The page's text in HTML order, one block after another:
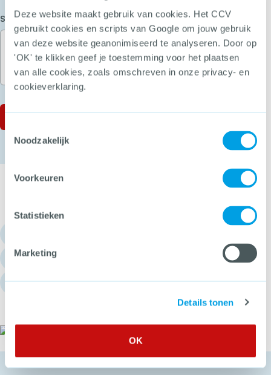
Deze website maakt gebruik van cookies. Het CCV
gebruikt cookies en scripts van Google om jouw gebruik
van deze website geanonimiseerd te analyseren. Door op
'OK' te klikken geef je toestemming voor het plaatsen
van alle cookies, zoals omschreven in onze privacy- en
cookieverklaring.
Toestemmingsselectie
Noodzakelijk
Voorkeuren
Statistieken
Marketing
Details tonen
OK
Stel je vraag (Vereist)
info@hetccv.nl
Churchilllaan 11, 3527 GV Utrecht
Het CCV